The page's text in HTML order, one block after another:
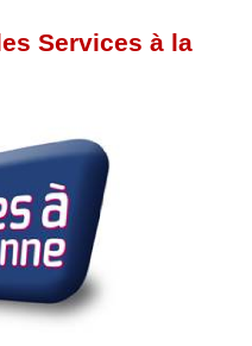
Services à la